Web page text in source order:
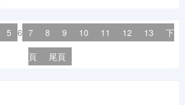
5 6 7 8 9 10 11 12 13
下
頁
尾頁